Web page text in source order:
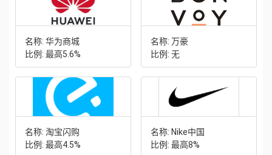
名称: 华为商城
比例: 最高5.6%
名称: 万豪
比例: 无
名称: 淘宝闪购
比例: 最高4.5%
名称: Nike中国
比例: 最高8%